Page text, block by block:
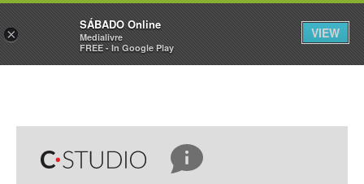
Sábado Assine Iniciar Sessão
×
SÁBADO Online
Medialivre
FREE - In Google Play
VIEW